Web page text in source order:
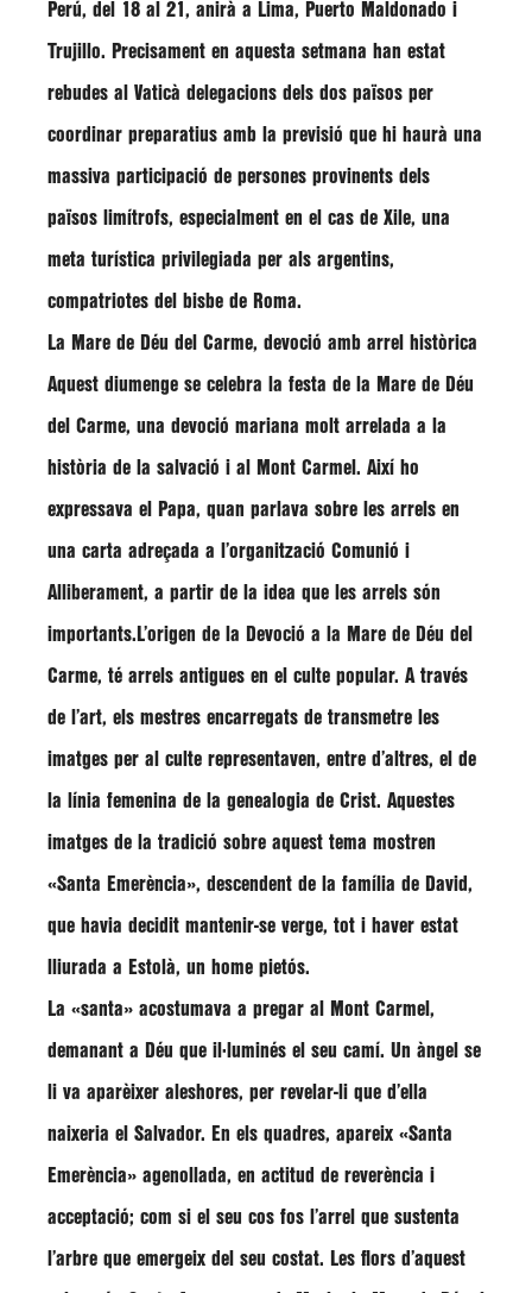
Perú, del 18 al 21, anirà a Lima, Puerto Maldonado i
Trujillo. Precisament en aquesta setmana han estat
rebudes al Vaticà delegacions dels dos països per
coordinar preparatius amb la previsió que hi haurà una
massiva participació de persones provinents dels
països limítrofs, especialment en el cas de Xile, una
meta turística privilegiada per als argentins,
compatriotes del bisbe de Roma.
La Mare de Déu del Carme, devoció amb arrel històrica
Aquest diumenge se celebra la festa de la Mare de Déu
del Carme, una devoció mariana molt arrelada a la
història de la salvació i al Mont Carmel. Així ho
expressava el Papa, quan parlava sobre les arrels en
una carta adreçada a l’organització Comunió i
Alliberament, a partir de la idea que les arrels són
importants.L’origen de la Devoció a la Mare de Déu del
Carme, té arrels antigues en el culte popular. A través
de l’art, els mestres encarregats de transmetre les
imatges per al culte representaven, entre d’altres, el de
la línia femenina de la genealogia de Crist. Aquestes
imatges de la tradició sobre aquest tema mostren
«Santa Emerència», descendent de la família de David,
que havia decidit mantenir-se verge, tot i haver estat
lliurada a Estolà, un home pietós.
La «santa» acostumava a pregar al Mont Carmel,
demanant a Déu que il·luminés el seu camí. Un àngel se
li va aparèixer aleshores, per revelar-li que d’ella
naixeria el Salvador. En els quadres, apareix «Santa
Emerència» agenollada, en actitud de reverència i
acceptació; com si el seu cos fos l’arrel que sustenta
l’arbre que emergeix del seu costat. Les flors d’aquest